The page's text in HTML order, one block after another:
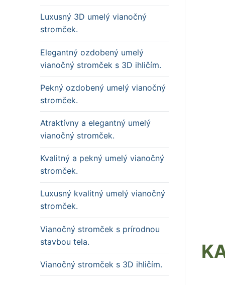
Luxusný 3D umelý vianočný
stromček.
Elegantný ozdobený umelý
vianočný stromček s 3D ihličím.
Pekný ozdobený umelý vianočný
stromček.
Atraktívny a elegantný umelý
vianočný stromček.
Kvalitný a pekný umelý vianočný
stromček.
Luxusný kvalitný umelý vianočný
stromček.
Vianočný stromček s prírodnou
stavbou tela.
Vianočný stromček s 3D ihličím.